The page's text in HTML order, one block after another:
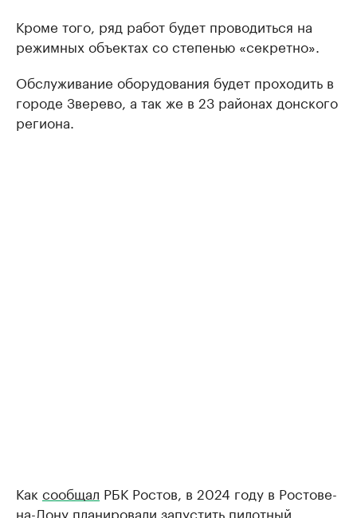
Кроме того, ряд работ будет проводиться на
режимных объектах со степенью «секретно».
Обслуживание оборудования будет проходить в
городе Зверево, а так же в 23 районах донского
региона.
Как сообщал РБК Ростов, в 2024 году в Ростове-
на-Дону планировали запустить пилотный